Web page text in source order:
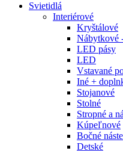
Svietidlá
Interiérové
Kryštálové
Nábytkové
LED pásy
LED
Vstavané
Iné +
Stojanové
Stolné
Stropné a
Kúpeľnové
Bočné
Detské